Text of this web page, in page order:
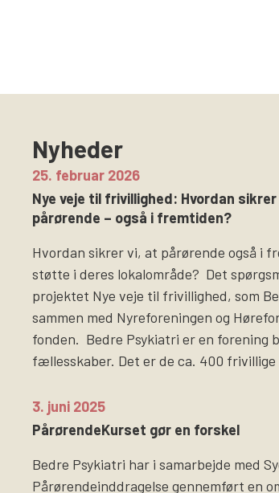
Nyheder
25. februar 2026
Nye veje til frivillighed: Hvordan
pårørende – også i fremtiden?
Hvordan sikrer vi, at pårørende også i
støtte i deres lokalområde? Det
projektet Nye veje til frivillighed, som
sammen med Nyreforeningen og
fonden. Bedre Psykiatri er en forening
fællesskaber. Det er de ca. 400
3. juni 2025
PårørendeKurset gør en forskel
Bedre Psykiatri har i samarbejde med
Pårørendeinddragelse gennemført en